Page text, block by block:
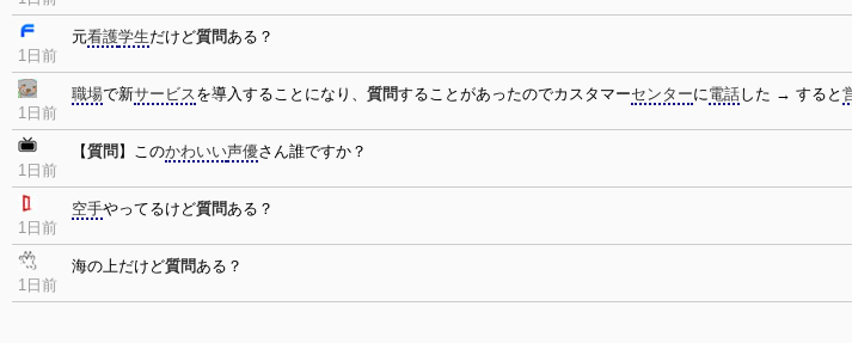
1日前
元看護学生だけど質問ある？
1日前
職場で新サービスを導入することになり、 質問することがあったのでカスタマーセンターに電話した → すると
1日前
【質問 】このかわいい声優さん誰ですか？
1日前
空手やってるけど質問ある？
1日前
海の上だけど質問ある？